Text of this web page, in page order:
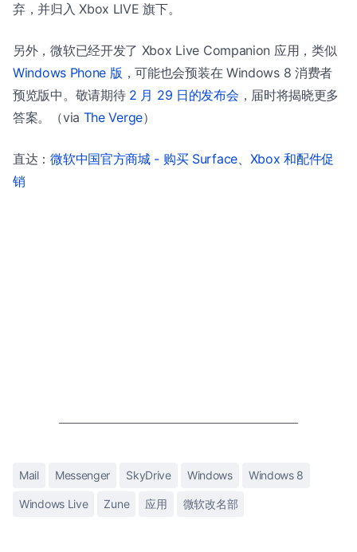
弃，并归入 Xbox LIVE 旗下。
另外，微软已经开发了 Xbox Live Companion 应用，类似
Windows Phone 版 ，可能也会预装在 Windows 8 消费者
预览版中。敬请期待 2 月 29 日的发布会 ，届时将揭晓更多
答案。（via The Verge）
直达：微软中国官方商城 - 购买 Surface、Xbox 和配件促
销
Mail Messenger SkyDrive Windows Windows 8
Windows Live Zune 应用 微软改名部